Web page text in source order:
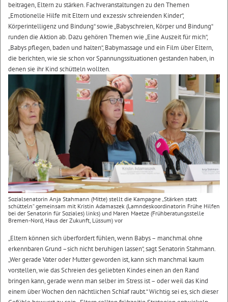
beitragen, Eltern zu stärken. Fachveranstaltungen zu den Themen
„Emotionelle Hilfe mit Eltern und exzessiv schreienden Kinder“,
Körperintelligenz und Bindung“ sowie „Babyschreien, Körper und Bindung“
runden die Aktion ab. Dazu gehören Themen wie „Eine Auszeit für mich“,
„Babys pflegen, baden und halten“, Babymassage und ein Film über Eltern,
die berichten, wie sie schon vor Spannungssituationen gestanden haben, in
denen sie ihr Kind schütteln wollten.
Sozialsenatorin Anja Stahmann (Mitte) stellt die Kampagne „Stärken statt
schütteln“ gemeinsam mit Kristin Adamaszek (Lamndeskoordinatorin Frühe Hilfen
bei der Senatorin für Soziales) links) und Maren Maetze (Frühberatungsstelle
Bremen-Nord, Haus der Zukunft, Lüssum) vor
„Eltern können sich überfordert fühlen, wenn Babys – manchmal ohne
erkennbaren Grund –sich nicht beruhigen lassen“, sagt Senatorin Stahmann.
„Wer gerade Vater oder Mutter geworden ist, kann sich manchmal kaum
vorstellen, wie das Schreien des geliebten Kindes einen an den Rand
bringen kann, gerade wenn man selber im Stress ist – oder weil das Kind
einem über Wochen den nächtlichen Schlaf raubt.“ Wichtig sei es, sich dieser